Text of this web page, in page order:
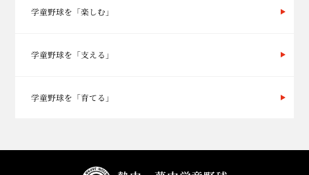
学童野球を「楽しむ」
学童野球を「支える」
学童野球を「育てる」